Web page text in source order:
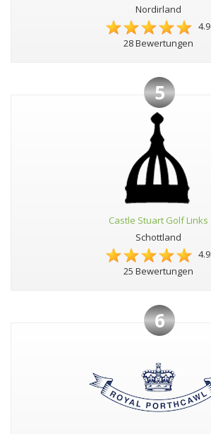
Nordirland
4.9
28 Bewertungen
5
Castle Stuart Golf Links
Schottland
4.9
25 Bewertungen
6